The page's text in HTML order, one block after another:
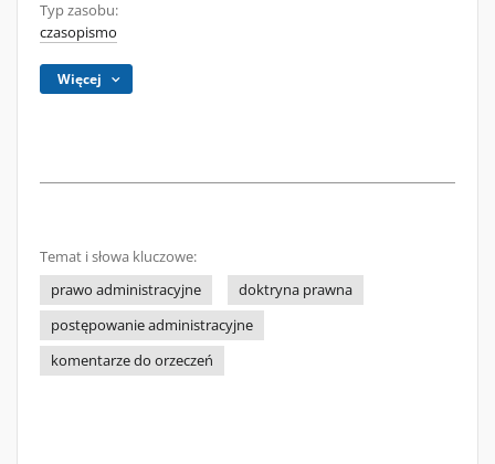
Typ zasobu:
czasopismo
Więcej
Temat i słowa kluczowe:
prawo administracyjne
doktryna prawna
postępowanie administracyjne
komentarze do orzeczeń